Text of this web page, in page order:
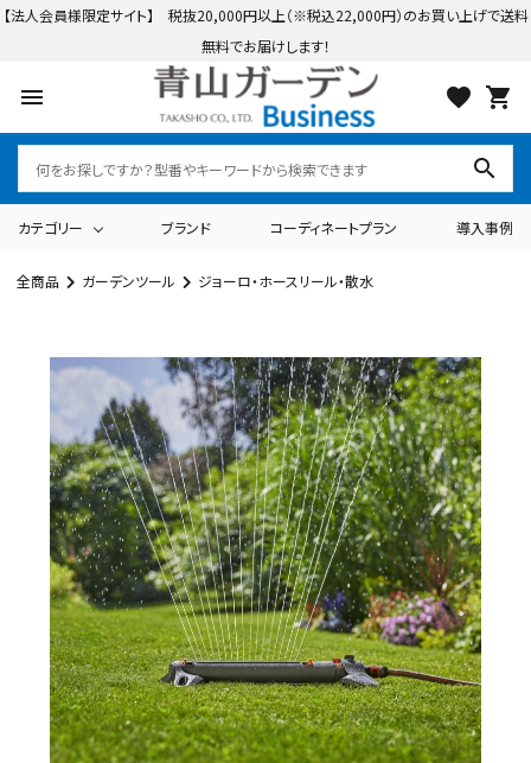
【法人会員様限定サイト】 税抜20,000円以上（※税込22,000円）のお買い上げで送料
無料でお届けします！
menu favorite shopping_cart
search
カテゴリー
テーブル・チェアー・パラソル ライト・イルミネーション
シェード ポーチ・オーニング
ブランド コーディネートプラン 導入事例
ログイン 会員登録
カテゴリーから探す
ブランドから探す
ご利用ガイド
よくある質問
お問い合わせ
全商品 ガーデンツール ジョーロ・ホースリール・散水